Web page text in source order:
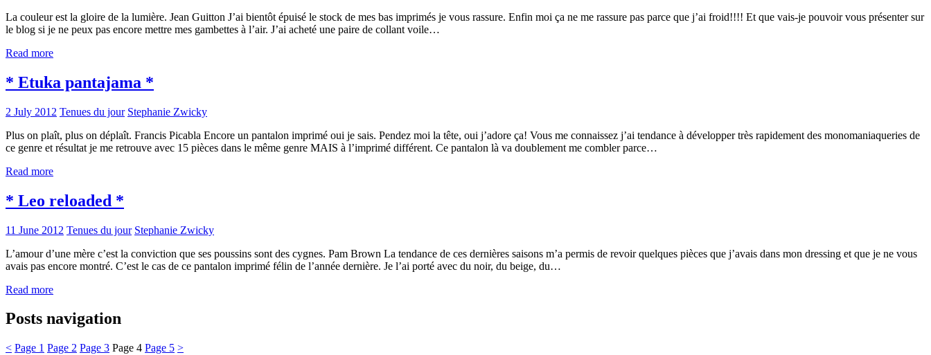
La couleur est la gloire de la lumière. Jean Guitton J’ai bientôt épuisé le stock de mes bas imprimés je vous rassure. Enfin moi ça ne me rassure pas parce que j’ai froid!!!! Et que vais-je pouvoir vous présenter sur
le blog si je ne peux pas encore mettre mes gambettes à l’air. J’ai acheté une paire de collant voile…
Read more
* Etuka pantajama *
2 July 2012 Tenues du jour Stephanie Zwicky
Plus on plaît, plus on déplaît. Francis Picabla Encore un pantalon imprimé oui je sais. Pendez moi la tête, oui j’adore ça! Vous me connaissez j’ai tendance à développer très rapidement des monomaniaqueries de
ce genre et résultat je me retrouve avec 15 pièces dans le même genre MAIS à l’imprimé différent. Ce pantalon là va doublement me combler parce…
Read more
* Leo reloaded *
11 June 2012 Tenues du jour Stephanie Zwicky
L’amour d’une mère c’est la conviction que ses poussins sont des cygnes. Pam Brown La tendance de ces dernières saisons m’a permis de revoir quelques pièces que j’avais dans mon dressing et que je ne vous
avais pas encore montré. C’est le cas de ce pantalon imprimé félin de l’année dernière. Je l’ai porté avec du noir, du beige, du…
Read more
Posts navigation
< Page 1 Page 2 Page 3 Page 4 Page 5 >